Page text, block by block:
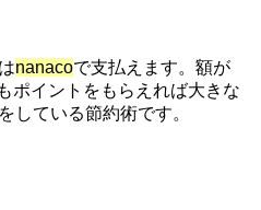
カード、まるごとフラットリボ
がもらえるキャンペーン！
天ペイで決済すると最大300ポイ
～6/1
nanacoで支払えます。額が
ポイントをもらえれば大きな
している節約術です。